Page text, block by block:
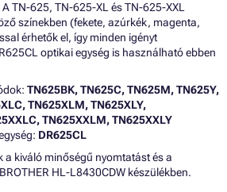
TN-625, TN-625-XL és TN-625-XXL
színekben (fekete, azúrkék, magenta,
érhetők el, így minden igényt
optikai egység is használható ebben
TN625BK, TN625C, TN625M, TN625Y,
TN625XLM, TN625XLY,
TN625XXLM, TN625XXLY
DR625CL
a kiváló minőségű nyomtatást és a
HL-L8430CDW készülékben.